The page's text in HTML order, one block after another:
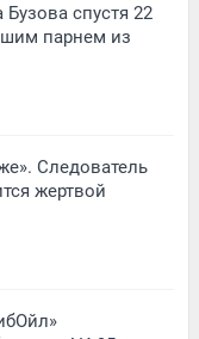
спустя 22
парнем из
Следователь
жертвой